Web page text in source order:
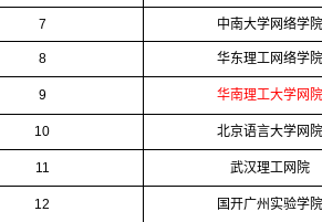
7 中南大学网络学院
8 华东理工网络学院
9 华南理工大学网院
10 北京语言大学网院
11 武汉理工网院
12 国开广州实验学院